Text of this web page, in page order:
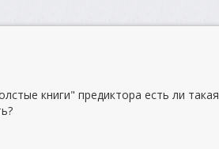
книги" предиктора есть ли такая